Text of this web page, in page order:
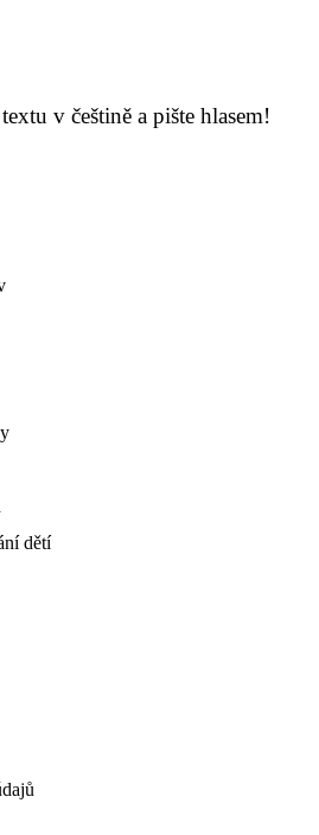
v češtině a pište hlasem!
dětí